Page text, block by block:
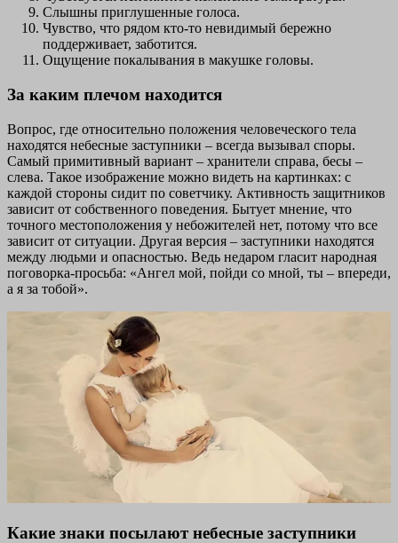
Слышны приглушенные голоса.
Чувство, что рядом кто-то невидимый бережно
поддерживает, заботится.
Ощущение покалывания в макушке головы.
За каким плечом находится
Вопрос, где относительно положения человеческого тела
находятся небесные заступники – всегда вызывал споры.
Самый примитивный вариант – хранители справа, бесы –
слева. Такое изображение можно видеть на картинках: с
каждой стороны сидит по советчику. Активность защитников
зависит от собственного поведения. Бытует мнение, что
точного местоположения у небожителей нет, потому что все
зависит от ситуации. Другая версия – заступники находятся
между людьми и опасностью. Ведь недаром гласит народная
поговорка-просьба: «Ангел мой, пойди со мной, ты – впереди,
а я за тобой».
Какие знаки посылают небесные заступники